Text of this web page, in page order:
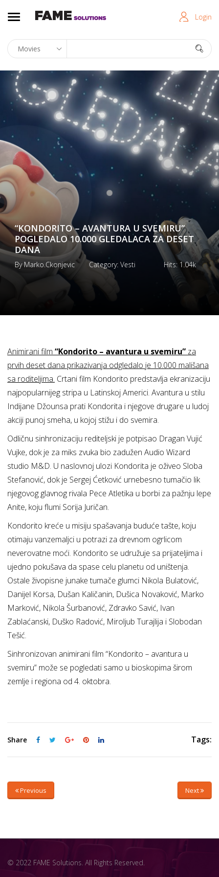
Login
“KONDORITO – AVANTURA U SVEMIRU”
POGLEDALO 10.000 GLEDALACA ZA DESET
DANA
ByMarko.ckonjevic Category: Vesti Hits: 1.04k
Animirani film “Kondorito – avantura u svemiru” za
prvih deset dana prikazivanja odgledalo je 10.000 mališana
sa roditeljima. Crtani film Kondorito predstavlja ekranizaciju
najpopularnijeg stripa u Latinskoj Americi. Avantura u stilu
Indijane Džounsa prati Kondorita i njegove drugare u ludoj
akciji punoj smeha, u kojoj stižu i do svemira.
Odličnu sinhronizaciju rediteljski je potpisao Dragan Vujić
Vujke, dok je za miks zvuka bio zadužen Audio Wizard
studio M&D. U naslovnoj ulozi Kondorita je oživeo Sloba
Stefanović, dok je Sergej Ćetković urnebesno tumačio lik
njegovog glavnog rivala Pece Atletika u borbi za pažnju lepe
Anite, koju flumi Sorija Juričan.
Kondorito kreće u misiju spašavanja buduće tašte, koju
otimaju vanzemaljci u potrazi za drevnom ogrlicom
neverovatne moći. Kondorito se udružuje sa prijateljima i
ujedno pokušava da spase celu planetu od uništenja.
Ostale živopisne junake tumače glumci Nikola Bulatović,
Danijel Korsa, Dušan Kaličanin, Dušica Novaković, Marko
Marković, Nikola Šurbanović, Zdravko Savić, Ivan
Zablaćanski, Duško Radović, Miroljub Turajlija i Slobodan
Tešić.
Sinhronizovan animirani film “Kondorito – avantura u
svemiru” može se pogledati samo u bioskopima širom
zemlje i regiona od 4. oktobra.
Share Tags:
Previous Next
© 2022 FAME Solutions. All Rights Reserved.